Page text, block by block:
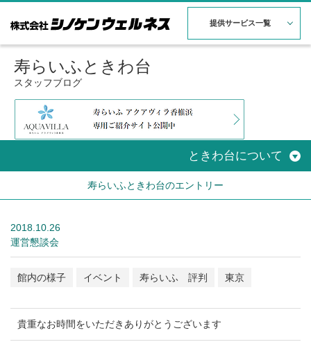
提供サービス一覧
寿らいふときわ台
スタッフブログ
ときわ台について
寿らいふときわ台のエントリー
2018.10.26
運営懇談会
館内の様子 イベント 寿らいふ 評判 東京
貴重なお時間をいただきありがとうございます